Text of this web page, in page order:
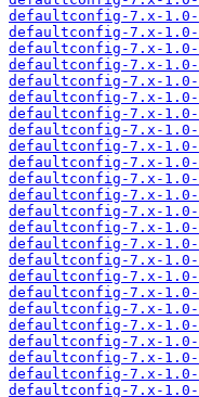
defaultconfig-7.x-1.0-
defaultconfig-7.x-1.0-
defaultconfig-7.x-1.0-
defaultconfig-7.x-1.0-
defaultconfig-7.x-1.0-
defaultconfig-7.x-1.0-
defaultconfig-7.x-
defaultconfig-7.x-1.0-
defaultconfig-7.x-1.0-
defaultconfig-7.x-1.0-
defaultconfig-7.x-1.0-
defaultconfig-7.x-1.0-
defaultconfig-7.x-1.0-
defaultconfig-7.x-1.0-
defaultconfig-7.x-1.0-
defaultconfig-7.x-1.0-
defaultconfig-7.x-1.0-
defaultconfig-7.x-1.0-
defaultconfig-7.x-1.0-
defaultconfig-7.x-
defaultconfig-7.x-1.0-
defaultconfig-7.x-1.0-
defaultconfig-7.x-1.0-
defaultconfig-7.x-1.0-